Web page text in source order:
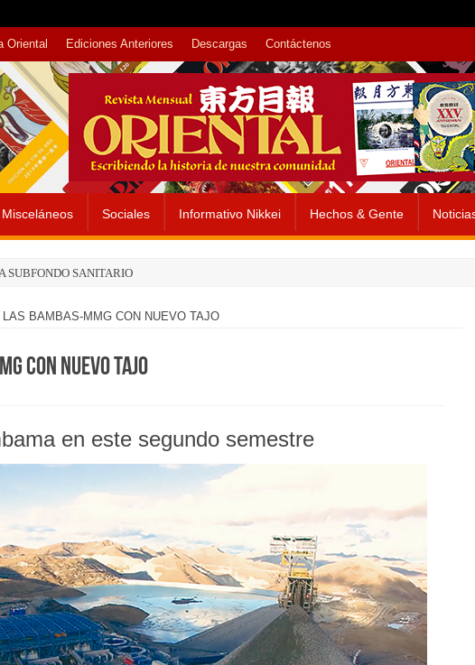
Oriental Ediciones Anteriores Descargas Contáctenos
Misceláneos Sociales Informativo Nikkei Hechos & Gente
SUBFONDO SANITARIO
LAS BAMBAS-MMG CON NUEVO TAJO
CON NUEVO TAJO
en este segundo semestre